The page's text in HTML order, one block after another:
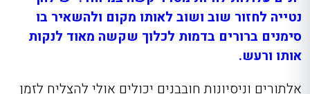
נטייה לחזור שוב ושוב לאותו מקום ולהשאיר בו
סימנים ברורים בדמות לכלוך שקשה מאוד לנקות
אותו ורעש.
אלתורים וניסיונות חובבנים יכולים אולי להצליח לזמן